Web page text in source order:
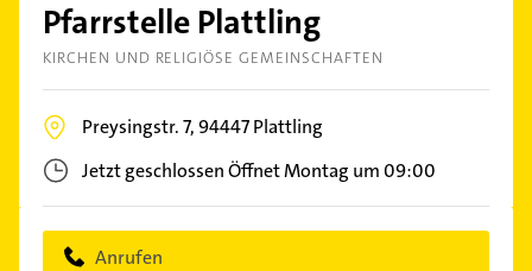
Pfarrstelle Plattling
KIRCHEN UND RELIGIÖSE GEMEINSCHAFTEN
Preysingstr. 7,94447Plattling
Jetzt geschlossenÖffnet Montag um 09:00
Anrufen